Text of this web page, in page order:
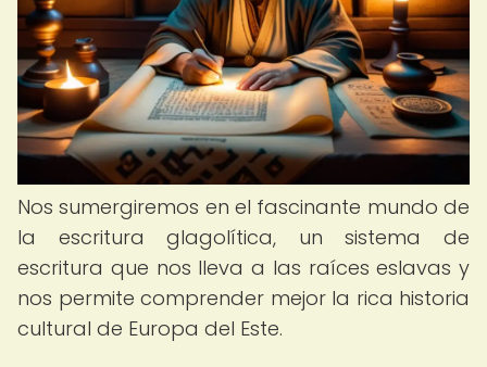
Nos sumergiremos en el fascinante mundo de
la escritura glagolítica, un sistema de
escritura que nos lleva a las raíces eslavas y
nos permite comprender mejor la rica historia
cultural de Europa del Este.